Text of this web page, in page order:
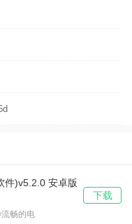
件)v5.2.0 安卓版
畅的电
下载